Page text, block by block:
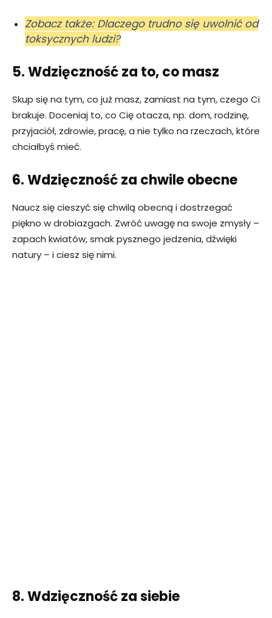
Zobacz także: Dlaczego trudno się uwolnić od
toksycznych ludzi?
5. Wdzięczność za to, co masz
Skup się na tym, co już masz, zamiast na tym, czego Ci
brakuje. Doceniaj to, co Cię otacza, np. dom, rodzinę,
przyjaciół, zdrowie, pracę, a nie tylko na rzeczach, które
chciałbyś mieć.
6. Wdzięczność za chwile obecne
Naucz się cieszyć się chwilą obecną i dostrzegać
piękno w drobiazgach. Zwróć uwagę na swoje zmysły –
zapach kwiatów, smak pysznego jedzenia, dźwięki
natury – i ciesz się nimi.
8. Wdzięczność za siebie